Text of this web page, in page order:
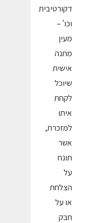
דקורטיבית
וכו' –
מעין
מתנה
אישית
שיוכל
לקחת
איתו
למזכרת,
אשר
תונח
על
הצלחת
או על
חבק